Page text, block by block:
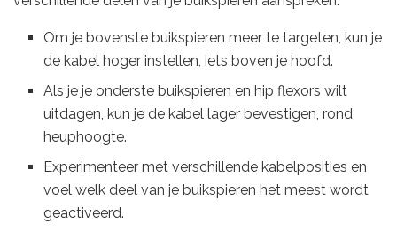
Om je bovenste buikspieren meer te targeten, kun je
de kabel hoger instellen, iets boven je hoofd.
Als je je onderste buikspieren en hip flexors wilt
uitdagen, kun je de kabel lager bevestigen, rond
heuphoogte.
Experimenteer met verschillende kabelposities en
voel welk deel van je buikspieren het meest wordt
geactiveerd.